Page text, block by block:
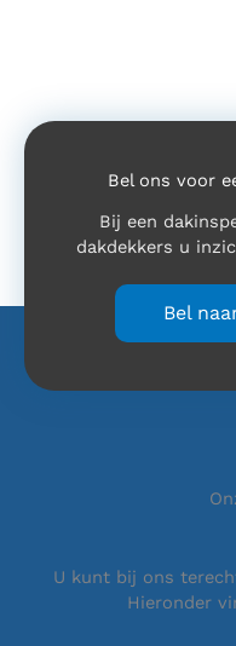
Bel ons voor
Bij een
dakdekkers u
Bel
U kunt bij ons
Hieronder